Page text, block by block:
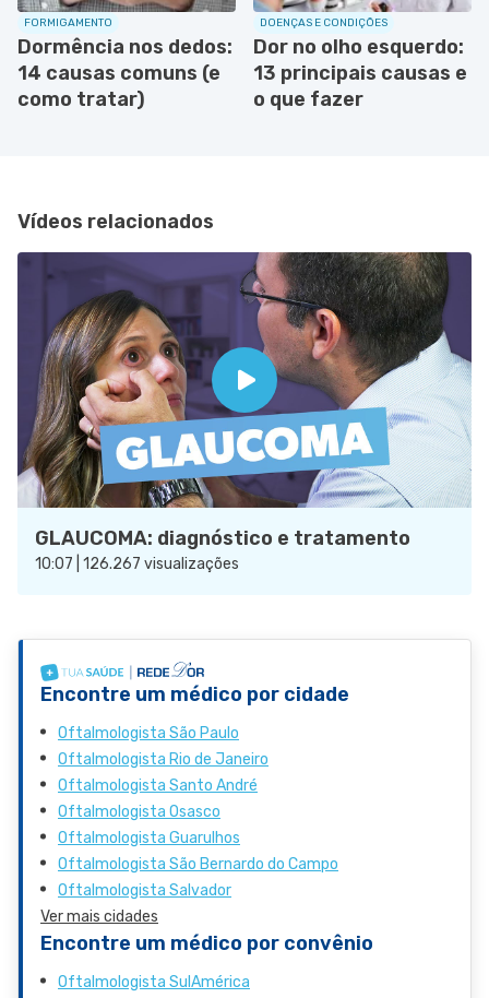
FORMIGAMENTO
Dormência nos dedos:
14 causas comuns (e
como tratar)
DOENÇAS E CONDIÇÕES
Dor no olho esquerdo:
13 principais causas e
o que fazer
Vídeos relacionados
GLAUCOMA: diagnóstico e tratamento
10:07 | 126.267 visualizações
Encontre um médico por cidade
Oftalmologista São Paulo
Oftalmologista Rio de Janeiro
Oftalmologista Santo André
Oftalmologista Osasco
Oftalmologista Guarulhos
Oftalmologista São Bernardo do Campo
Oftalmologista Salvador
Ver mais cidades
Encontre um médico por convênio
Oftalmologista SulAmérica